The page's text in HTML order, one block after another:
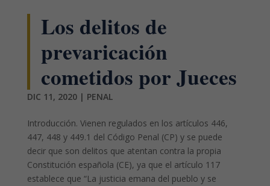
Los delitos de
prevaricación
cometidos por Jueces
DIC 11, 2020| PENAL
Introducción. Vienen regulados en los artículos 446,
447, 448 y 449.1 del Código Penal (CP) y se puede
decir que son delitos que atentan contra la propia
Constitución española (CE), ya que el artículo 117
establece que “La justicia emana del pueblo y se